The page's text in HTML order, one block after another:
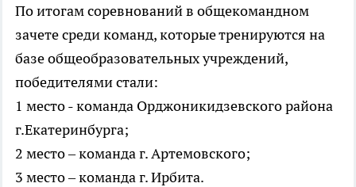
По итогам соревнований в общекомандном
зачете среди команд, которые тренируются на
базе общеобразовательных учреждений,
победителями стали:
1 место - команда Орджоникидзевского района
г.Екатеринбурга;
2 место – команда г. Артемовского;
3 место – команда г. Ирбита.